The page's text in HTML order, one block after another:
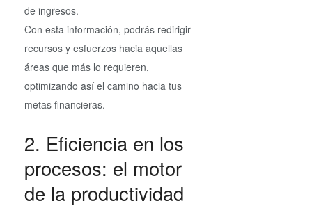
de ingresos.
Con esta información, podrás redirigir
recursos y esfuerzos hacia aquellas
áreas que más lo requieren,
optimizando así el camino hacia tus
metas financieras.
2. Eficiencia en los
procesos: el motor
de la productividad